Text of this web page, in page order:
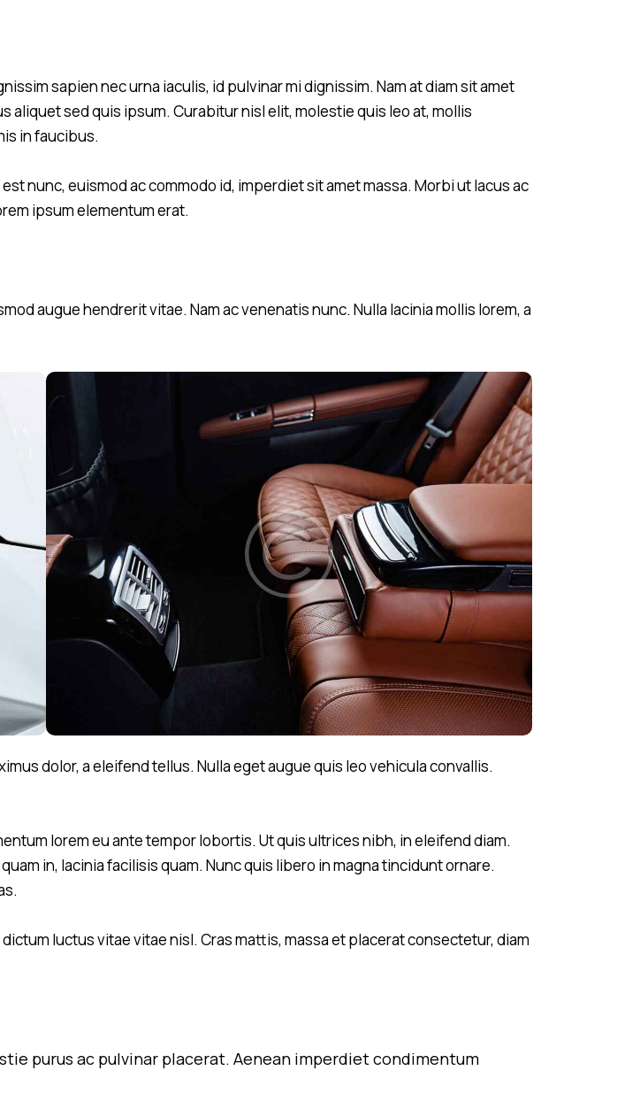
sapien nec urna iaculis, id pulvinar mi dignissim. Nam at diam sit amet
sed quis ipsum. Curabitur nisl elit, molestie quis leo at, mollis
in faucibus.
nunc, euismod ac commodo id, imperdiet sit amet massa. Morbi ut lacus ac
ipsum elementum erat.
augue hendrerit vitae. Nam ac venenatis nunc. Nulla lacinia mollis lorem, a
dolor, a eleifend tellus. Nulla eget augue quis leo vehicula convallis.
lorem eu ante tempor lobortis. Ut quis ultrices nibh, in eleifend diam.
in, lacinia facilisis quam. Nunc quis libero in magna tincidunt ornare.
luctus vitae vitae nisl. Cras mattis, massa et placerat consectetur, diam
purus ac pulvinar placerat. Aenean imperdiet condimentum